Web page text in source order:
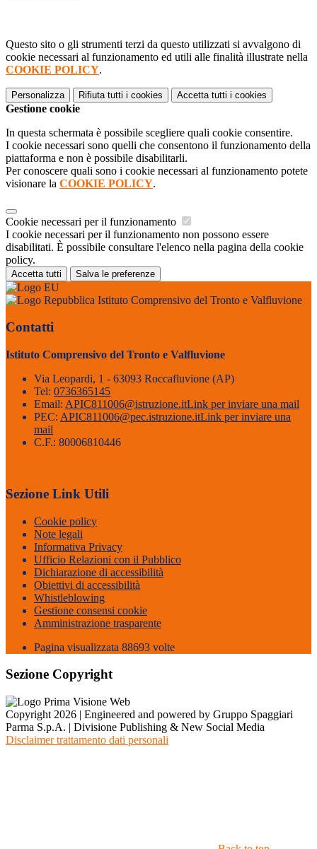
Questo sito o gli strumenti terzi da questo utilizzati si avvalgono di
cookie necessari al funzionamento ed utili alle finalità illustrate nella
COOKIE POLICY.
Personalizza Rifiuta tutti i cookies Accetta tutti i cookies
Gestione cookie
In questa schermata è possibile scegliere quali cookie consentire.
I cookie necessari sono quelli che consentono il funzionamento della
piattaforma e non è possibile disabilitarli.
Per conoscere quali sono i cookie necessari al funzionamento potete
visionare la COOKIE POLICY.
Cookie necessari per il funzionamento
I cookie necessari per il funzionamento non possono essere
disabilitati. È possibile consultare l'elenco nella pagina della cookie
policy.
Accetta tutti Salva le preferenze
Istituto Comprensivo del Tronto e Valfluvione
Contatti
Istituto Comprensivo del Tronto e Valfluvione
Via Leopardi, 1 - 63093 Roccafluvione (AP)
Tel: 0736365145
Email: APIC811006@istruzione.itLink per inviare una mail
PEC: APIC811006@pec.istruzione.itLink per inviare una
mail
C.F.: 80006810446
Sezione Link Utili
Cookie policy
Note legali
Informativa Privacy
Ufficio Relazioni con il Pubblico
Dichiarazione di accessibilità
Obiettivi di accessibilità
Whistleblowing
Gestione consensi cookie
Amministrazione trasparente
Pagina visualizzata 88693 volte
Sezione Copyright
Copyright 2026 | Engineered and powered by Gruppo Spaggiari
Parma S.p.A. | Divisione Publishing & New Social Media
Disclaimer trattamento dati personali